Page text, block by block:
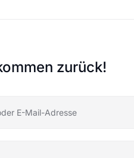
zurück!